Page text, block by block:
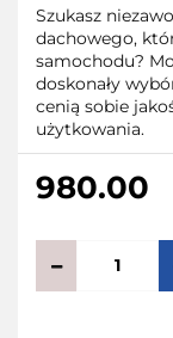
Szukasz
dachowego,
samochodu?
doskonały
cenią sobie
użytkowania.
980.00